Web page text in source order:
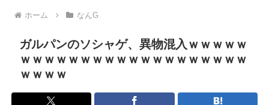
「ムクゲェジ漫画」ガチでリアルだったwww
【原爆の日】へいわをかえせ
みい山、あんだけ騒ぎになってるのに未だにどこのメディアも...
週刊少年ジャンプ、発行部数100万部割れwww
日本人「うちの犬、たまたまついてきた八百屋で一目惚れした...
ホーム なんG
ガルパンのソシャゲ、異物混入ｗｗｗｗｗ
ｗｗｗｗｗｗｗｗｗｗｗｗｗｗｗｗｗｗｗ
ｗｗｗｗ